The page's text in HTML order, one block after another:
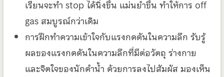
เรียนจะทำ stop ได้นิ่งขึ้น แม่นยำขึ้น ทำให้การ off
gas สมบูรณ์กว่าเดิม
การฝึกทำความเข้าใจกับแรงกดดันในความลึก รับรู้
ผลของแรงกดดันในความลึกที่มีต่อวัตถุ ร่างกาย
และจิตใจของนักดำน้ำ ด้วยการลงไปสัมผัส มองเห็น